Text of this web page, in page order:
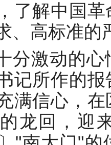
了解中国
、高标准的
分激动的
记所作的
满信心，
龙回，迎